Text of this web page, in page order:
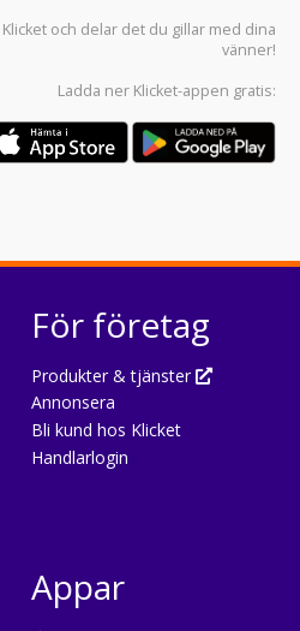
Klicket och delar det du gillar med dina
vänner!
Ladda ner Klicket-appen gratis:
För företag
Produkter & tjänster
Annonsera
Bli kund hos Klicket
Handlarlogin
Appar